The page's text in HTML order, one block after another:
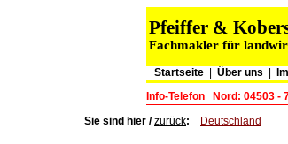
Pfeiffer &
Fachmakler für
Startseite| Über uns
Info-Telefon
Nord: 04503 -
Sie sind hier /zurück: Deutschland